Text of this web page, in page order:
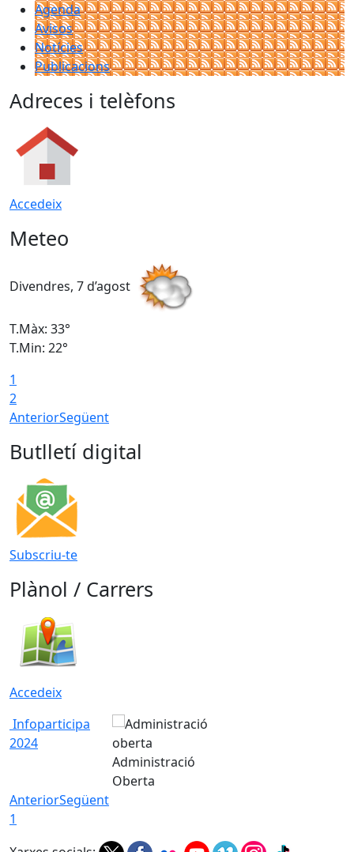
Agenda
Avisos
Notícies
Publicacions
Adreces i telèfons
Accedeix
Meteo
Divendres, 7 d’agost
T.Màx: 33°
T.Min: 22°
1
2
AnteriorSegüent
Butlletí digital
Subscriu-te
Plànol / Carrers
Accedeix
Infoparticipa
2024
Administració
Oberta
AnteriorSegüent
1